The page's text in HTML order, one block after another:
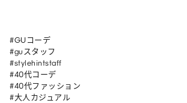
#GUコーデ
#guスタッフ
#stylehintstaff
#40代コーデ
#40代ファッション
#大人カジュアル